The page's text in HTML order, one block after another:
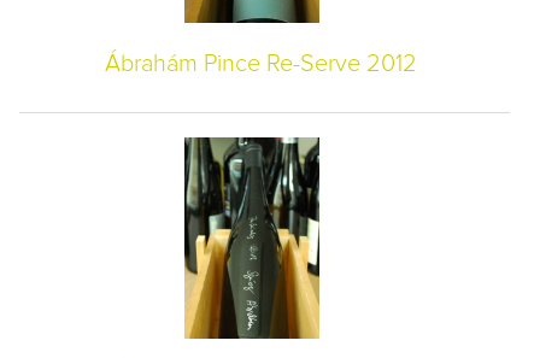
Ábrahám Pince Re-Serve 2012